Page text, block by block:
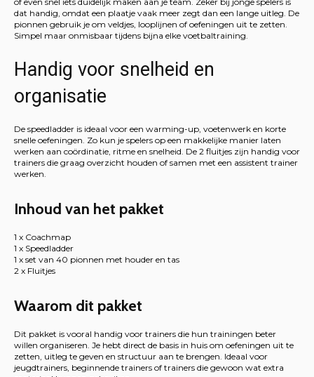
dat handig, omdat een plaatje vaak meer zegt dan een lange uitleg. De
pionnen gebruik je om veldjes, looplijnen of oefeningen uit te zetten.
Simpel maar onmisbaar tijdens bijna elke voetbaltraining.
Handig voor snelheid en
organisatie
De speedladder is ideaal voor een warming-up, voetenwerk en korte
snelle oefeningen. Zo kun je spelers op een makkelijke manier laten
werken aan coördinatie, ritme en snelheid. De 2 fluitjes zijn handig voor
trainers die graag overzicht houden of samen met een assistent trainer
werken.
Inhoud van het pakket
1 x Coachmap
1 x Speedladder
1 x set van 40 pionnen met houder en tas
2 x Fluitjes
Waarom dit pakket
Dit pakket is vooral handig voor trainers die hun trainingen beter
willen organiseren. Je hebt direct de basis in huis om oefeningen uit te
zetten, uitleg te geven en structuur aan te brengen. Ideaal voor
jeugdtrainers, beginnende trainers of trainers die gewoon wat extra